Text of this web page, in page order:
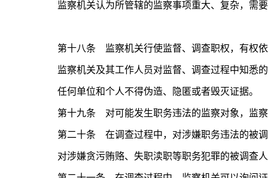
监察机关认为所管辖的监察事项重大、复杂，需要
第十八条 监察机关行使监督、调查职权，有权依
监察机关及其工作人员对监督、调查过程中知悉的
任何单位和个人不得伪造、隐匿或者毁灭证据。
第十九条 对可能发生职务违法的监察对象，监察
第二十条 在调查过程中，对涉嫌职务违法的被调
对涉嫌贪污贿赂、失职渎职等职务犯罪的被调查人